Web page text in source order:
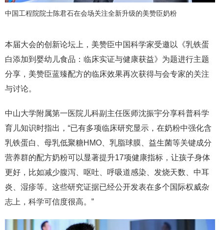
中国工程院院士陈君石在会场关注全新升级的美赞臣奶粉
本届大会的创新论坛上，美赞臣中国科学家受邀以《乳铁蛋
白添加到婴幼儿食品：临床实证与健康获益》为题进行主题
分享，美赞臣蓝臻配方的临床效果再次获得与会专家的关注
与讨论。
中山大学附属第一医院儿科副主任医师沈振宇分享科普科学
育儿知识时指出，“已有多项临床研究显示，在奶粉中强化含
乳铁蛋白、母乳低聚糖HMO、乳脂球膜、益生菌等关键成分
营养群的配方奶粉可以显著提升17项健康指标，让孩子身体
更好，比如减少腹泻、呕吐、呼吸道感染、发烧天数、中耳
炎、湿疹等。这些研究证据已经公开发表在多个国际权威杂
志上，科学可信度很高。”